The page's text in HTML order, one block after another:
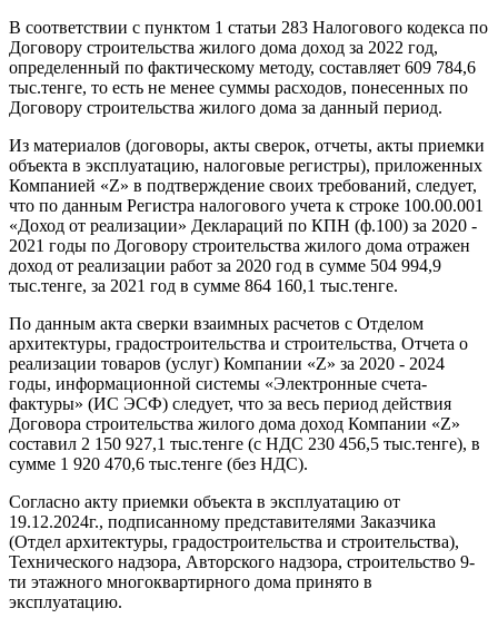
В соответствии с пунктом 1 статьи 283 Налогового кодекса по
Договору строительства жилого дома доход за 2022 год,
определенный по фактическому методу, составляет 609 784,6
тыс.тенге, то есть не менее суммы расходов, понесенных по
Договору строительства жилого дома за данный период.
Из материалов (договоры, акты сверок, отчеты, акты приемки
объекта в эксплуатацию, налоговые регистры), приложенных
Компанией «Z» в подтверждение своих требований, следует,
что по данным Регистра налогового учета к строке 100.00.001
«Доход от реализации» Деклараций по КПН (ф.100) за 2020 -
2021 годы по Договору строительства жилого дома отражен
доход от реализации работ за 2020 год в сумме 504 994,9
тыс.тенге, за 2021 год в сумме 864 160,1 тыс.тенге.
По данным акта сверки взаимных расчетов с Отделом
архитектуры, градостроительства и строительства, Отчета о
реализации товаров (услуг) Компании «Z» за 2020 - 2024
годы, информационной системы «Электронные счета-
фактуры» (ИС ЭСФ) следует, что за весь период действия
Договора строительства жилого дома доход Компании «Z»
составил 2 150 927,1 тыс.тенге (с НДС 230 456,5 тыс.тенге), в
сумме 1 920 470,6 тыс.тенге (без НДС).
Согласно акту приемки объекта в эксплуатацию от
19.12.2024г., подписанному представителями Заказчика
(Отдел архитектуры, градостроительства и строительства),
Технического надзора, Авторского надзора, строительство 9-
ти этажного многоквартирного дома принято в
эксплуатацию.